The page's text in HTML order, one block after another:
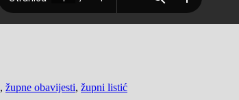
, župne obavijesti, župni listić